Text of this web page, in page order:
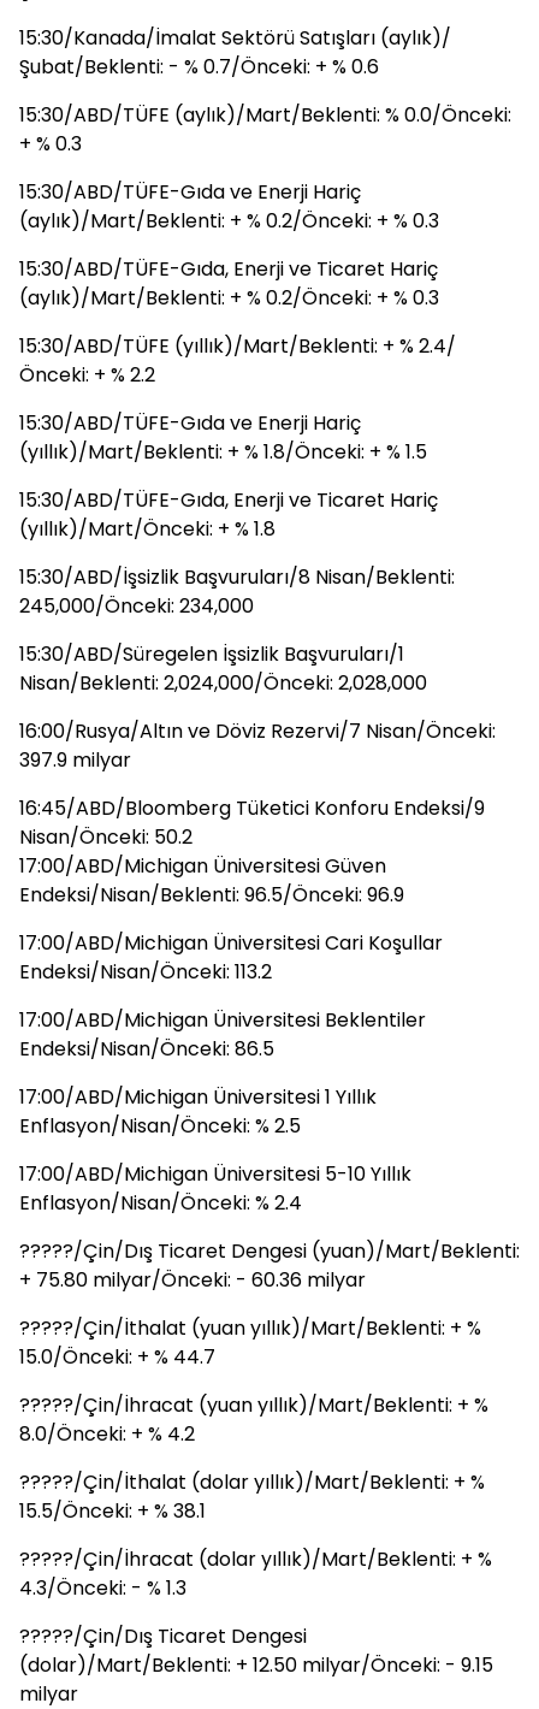
15:30/Kanada/İmalat Sektörü Satışları (aylık)/
Şubat/Beklenti: - % 0.7/Önceki: + % 0.6
15:30/ABD/TÜFE (aylık)/Mart/Beklenti: % 0.0/Önceki:
+ % 0.3
15:30/ABD/TÜFE-Gıda ve Enerji Hariç
(aylık)/Mart/Beklenti: + % 0.2/Önceki: + % 0.3
15:30/ABD/TÜFE-Gıda, Enerji ve Ticaret Hariç
(aylık)/Mart/Beklenti: + % 0.2/Önceki: + % 0.3
15:30/ABD/TÜFE (yıllık)/Mart/Beklenti: + % 2.4/
Önceki: + % 2.2
15:30/ABD/TÜFE-Gıda ve Enerji Hariç
(yıllık)/Mart/Beklenti: + % 1.8/Önceki: + % 1.5
15:30/ABD/TÜFE-Gıda, Enerji ve Ticaret Hariç
(yıllık)/Mart/Önceki: + % 1.8
15:30/ABD/İşsizlik Başvuruları/8 Nisan/Beklenti:
245,000/Önceki: 234,000
15:30/ABD/Süregelen İşsizlik Başvuruları/1
Nisan/Beklenti: 2,024,000/Önceki: 2,028,000
16:00/Rusya/Altın ve Döviz Rezervi/7 Nisan/Önceki:
397.9 milyar
16:45/ABD/Bloomberg Tüketici Konforu Endeksi/9
Nisan/Önceki: 50.2
17:00/ABD/Michigan Üniversitesi Güven
Endeksi/Nisan/Beklenti: 96.5/Önceki: 96.9
17:00/ABD/Michigan Üniversitesi Cari Koşullar
Endeksi/Nisan/Önceki: 113.2
17:00/ABD/Michigan Üniversitesi Beklentiler
Endeksi/Nisan/Önceki: 86.5
17:00/ABD/Michigan Üniversitesi 1 Yıllık
Enflasyon/Nisan/Önceki: % 2.5
17:00/ABD/Michigan Üniversitesi 5-10 Yıllık
Enflasyon/Nisan/Önceki: % 2.4
?????/Çin/Dış Ticaret Dengesi (yuan)/Mart/Beklenti:
+ 75.80 milyar/Önceki: - 60.36 milyar
?????/Çin/İthalat (yuan yıllık)/Mart/Beklenti: + %
15.0/Önceki: + % 44.7
?????/Çin/İhracat (yuan yıllık)/Mart/Beklenti: + %
8.0/Önceki: + % 4.2
?????/Çin/İthalat (dolar yıllık)/Mart/Beklenti: + %
15.5/Önceki: + % 38.1
?????/Çin/İhracat (dolar yıllık)/Mart/Beklenti: + %
4.3/Önceki: - % 1.3
?????/Çin/Dış Ticaret Dengesi
(dolar)/Mart/Beklenti: + 12.50 milyar/Önceki: - 9.15
milyar